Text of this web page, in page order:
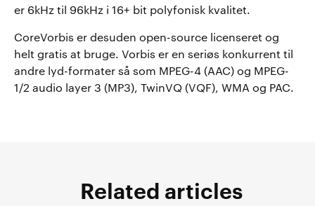
er 6kHz til 96kHz i 16+ bit polyfonisk kvalitet.
CoreVorbis er desuden open-source licenseret og
helt gratis at bruge. Vorbis er en seriøs konkurrent til
andre lyd-formater så som MPEG-4 (AAC) og MPEG-
1/2 audio layer 3 (MP3), TwinVQ (VQF), WMA og PAC.
Related articles